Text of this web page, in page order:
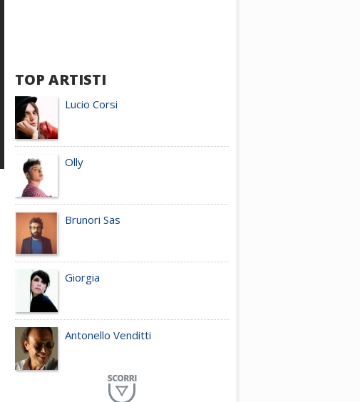
TOP ARTISTI
Lucio Corsi
Olly
Brunori Sas
Giorgia
Antonello Venditti
Planet Funk